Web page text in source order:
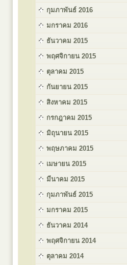
กุมภาพันธ์ 2016
มกราคม 2016
ธันวาคม 2015
พฤศจิกายน 2015
ตุลาคม 2015
กันยายน 2015
สิงหาคม 2015
กรกฎาคม 2015
มิถุนายน 2015
พฤษภาคม 2015
เมษายน 2015
มีนาคม 2015
กุมภาพันธ์ 2015
มกราคม 2015
ธันวาคม 2014
พฤศจิกายน 2014
ตุลาคม 2014